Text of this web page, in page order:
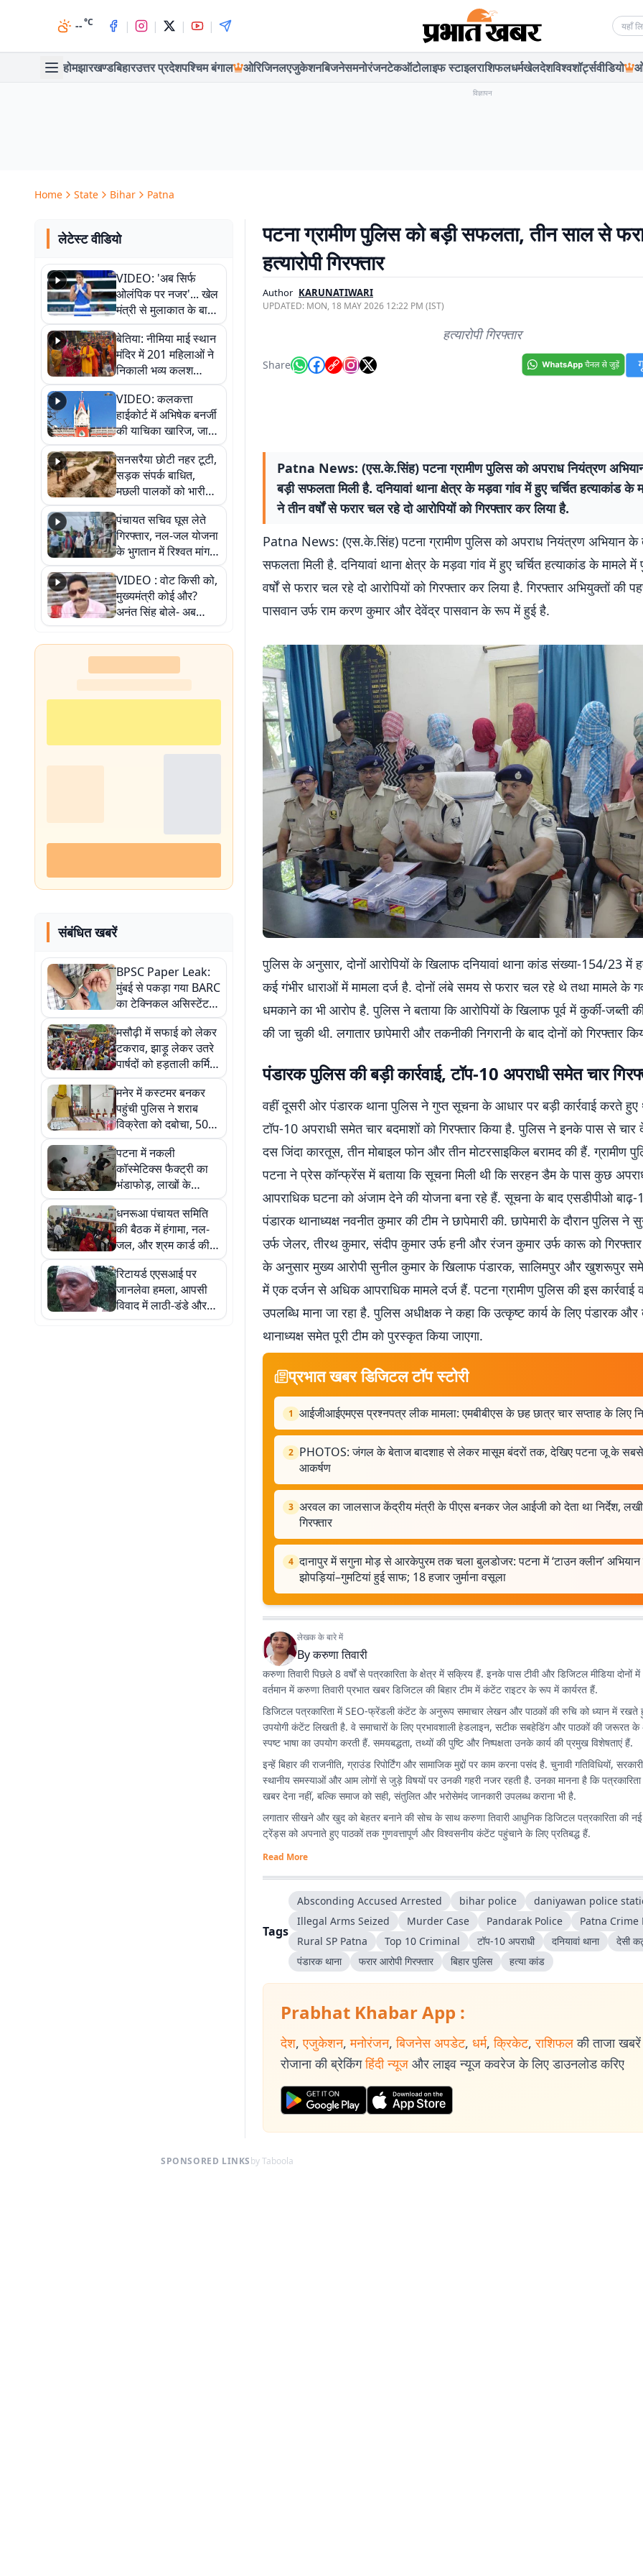
--°C | | | |
होमझारखण्डबिहारउत्तर प्रदेशपश्चिम बंगाल ओरिजिनलएजुकेशनबिजनेसमनोरंजनटेकऑटोलाइफ स्टाइलराशिफलधर्मखेलदेशविश्वशॉर्ट्सवीडियो
विज्ञापन
Home State Bihar Patna
लेटेस्ट वीडियो
VIDEO: 'अब सिर्फ
ओलंपिक पर नजर'... खेल
मंत्री से मुलाकात के बाद
जैसमीन लंबोरिया का बड़ा
बयान
बेतिया: नीमिया माई स्थान
मंदिर में 201 महिलाओं ने
निकाली भव्य कलश
शोभायात्रा, शिवलिंग
प्राण-प्रतिष्ठा महोत्सव
शुरू
VIDEO: कलकत्ता
हाईकोर्ट में अभिषेक बनर्जी
की याचिका खारिज, जानें
क्या है पूरा मामला
सनसरैया छोटी नहर टूटी,
सड़क संपर्क बाधित,
मछली पालकों को भारी
नुकसान
पंचायत सचिव घूस लेते
गिरफ्तार, नल-जल योजना
के भुगतान में रिश्वत मांगना
पड़ा भारी
VIDEO : वोट किसी को,
मुख्यमंत्री कोई और?
अनंत सिंह बोले- अब
जनता हर चुनाव में देगी
जवाब
संबंधित खबरें
BPSC Paper Leak:
मुंबई से पकड़ा गया BARC
का टेक्निकल असिस्टेंट,
AEDO पेपर लीक में
EOU का एक्शन
मसौढ़ी में सफाई को लेकर
टकराव, झाड़ू लेकर उतरे
पार्षदों को हड़ताली कर्मियों
ने रोका, पुलिस ने संभाला
मोर्चा
मनेर में कस्टमर बनकर
पहुंची पुलिस ने शराब
विक्रेता को दबोचा, 50
लीटर अंग्रेजी शराब
बरामद
पटना में नकली
कॉस्मेटिक्स फैक्ट्री का
भंडाफोड़, लाखों के
डुप्लीकेट उत्पाद जब्त
धनरूआ पंचायत समिति
की बैठक में हंगामा, नल-
जल, और श्रम कार्ड की
अनियमितताओं पर उठे
सवाल
रिटायर्ड एएसआई पर
जानलेवा हमला, आपसी
विवाद में लाठी-डंडे और
लोहे की रॉड से पीटा
पटना ग्रामीण पुलिस को बड़ी सफलता, तीन साल से
हत्यारोपी गिरफ्तार
Author KARUNATIWARI
UPDATED: MON, 18 MAY 2026 12:22 PM (IST)
हत्यारोपी गिरफ्तार
Share
Patna News: (एस.के.सिंह) पटना ग्रामीण पुलिस को अपराध नियंत्रण
बड़ी सफलता मिली है. दनियावां थाना क्षेत्र के मड़वा गांव में हुए चर्चित हत्याकांड के
ने तीन वर्षों से फरार चल रहे दो आरोपियों को गिरफ्तार कर लिया है.
Patna News: (एस.के.सिंह) पटना ग्रामीण पुलिस को अपराध नियंत्रण अभियान के
सफलता मिली है. दनियावां थाना क्षेत्र के मड़वा गांव में हुए चर्चित हत्याकांड के मामले
वर्षों से फरार चल रहे दो आरोपियों को गिरफ्तार कर लिया है. गिरफ्तार अभियुक्तों की
पासवान उर्फ राम करण कुमार और देवेंद्र पासवान के रूप में हुई है.
पुलिस के अनुसार, दोनों आरोपियों के खिलाफ दनियावां थाना कांड संख्या-154/23 में
कई गंभीर धाराओं में मामला दर्ज है. दोनों लंबे समय से फरार चल रहे थे तथा मामले के
धमकाने का भी आरोप है. पुलिस ने बताया कि आरोपियों के खिलाफ पूर्व में कुर्की-जब्ती की
की जा चुकी थी. लगातार छापेमारी और तकनीकी निगरानी के बाद दोनों को गिरफ्तार
पंडारक पुलिस की बड़ी कार्रवाई, टॉप-10 अपराधी समेत चार
वहीं दूसरी ओर पंडारक थाना पुलिस ने गुप्त सूचना के आधार पर बड़ी कार्रवाई करते हुए
टॉप-10 अपराधी समेत चार बदमाशों को गिरफ्तार किया है. पुलिस ने इनके पास से चार
दस जिंदा कारतूस, तीन मोबाइल फोन और तीन मोटरसाइकिल बरामद की हैं. ग्रामीण
पटना ने प्रेस कॉन्फ्रेंस में बताया कि सूचना मिली थी कि सरहन डैम के पास कुछ
आपराधिक घटना को अंजाम देने की योजना बना रहे हैं. सूचना के बाद एसडीपीओ
पंडारक थानाध्यक्ष नवनीत कुमार की टीम ने छापेमारी की. छापेमारी के दौरान पुलिस ने
उर्फ जेलर, तीरथ कुमार, संदीप कुमार उर्फ हनी और रंजन कुमार उर्फ कारू को
के अनुसार मुख्य आरोपी सुनील कुमार के खिलाफ पंडारक, सालिमपुर और खुशरूपुर
में एक दर्जन से अधिक आपराधिक मामले दर्ज हैं. पटना ग्रामीण पुलिस की इस कार्रवाई
उपलब्धि माना जा रहा है. पुलिस अधीक्षक ने कहा कि उत्कृष्ट कार्य के लिए पंडारक और
थानाध्यक्ष समेत पूरी टीम को पुरस्कृत किया जाएगा.
प्रभात खबर डिजिटल टॉप स्टोरी
1 आईजीआईएमएस प्रश्नपत्र लीक मामला: एमबीबीएस के छह छात्र चार सप्ताह के लिए
2 PHOTOS: जंगल के बेताज बादशाह से लेकर मासूम बंदरों तक, देखिए पटना जू के
आकर्षण
3 अरवल का जालसाज केंद्रीय मंत्री के पीएस बनकर जेल आईजी को देता था निर्देश,
गिरफ्तार
4 दानापुर में सगुना मोड़ से आरकेपुरम तक चला बुलडोजर: पटना में ‘टाउन क्लीन’
झोपड़ियां–गुमटियां हुई साफ; 18 हजार जुर्माना वसूला
लेखक के बारे में
Byकरुणा तिवारी
करुणा तिवारी पिछले 8 वर्षों से पत्रकारिता के क्षेत्र में सक्रिय हैं. इनके पास टीवी और डिजिटल मीडिया दोनों
वर्तमान में करुणा तिवारी प्रभात खबर डिजिटल की बिहार टीम में कंटेंट राइटर के रूप में कार्यरत हैं.
डिजिटल पत्रकारिता में SEO-फ्रेंडली कंटेंट के अनुरूप समाचार लेखन और पाठकों की रुचि को ध्यान में रखते
उपयोगी कंटेंट लिखती है. वे समाचारों के लिए प्रभावशाली हेडलाइन, सटीक सबहेडिंग और पाठकों की जरूरत
स्पष्ट भाषा का उपयोग करती हैं. समयबद्धता, तथ्यों की पुष्टि और निष्पक्षता उनके कार्य की प्रमुख विशेषताएं हैं.
इन्हें बिहार की राजनीति, ग्राउंड रिपोर्टिंग और सामाजिक मुद्दों पर काम करना पसंद है. चुनावी गतिविधियों,
स्थानीय समस्याओं और आम लोगों से जुड़े विषयों पर उनकी गहरी नजर रहती है. उनका मानना है कि
खबर देना नहीं, बल्कि समाज को सही, संतुलित और भरोसेमंद जानकारी उपलब्ध कराना भी है.
लगातार सीखने और खुद को बेहतर बनाने की सोच के साथ करुणा तिवारी आधुनिक डिजिटल पत्रकारिता की
ट्रेंड्स को अपनाते हुए पाठकों तक गुणवत्तापूर्ण और विश्वसनीय कंटेंट पहुंचाने के लिए प्रतिबद्ध हैं.
Read More
Tags
Absconding Accused Arrested bihar police
daniyawan police
Illegal Arms Seized
Murder Case Pandarak Police
Patna Crime
Rural SP Patna
Top 10 Criminal टॉप-10 अपराधी दनियावां थाना
देसी
पंडारक थाना
फरार आरोपी गिरफ्तार बिहार पुलिस हत्या कांड
Prabhat Khabar App :
देश, एजुकेशन, मनोरंजन, बिजनेस अपडेट, धर्म, क्रिकेट, राशिफल की ताजा
रोजाना की ब्रेकिंग हिंदी न्यूज और लाइव न्यूज कवरेज के लिए डाउनलोड करिए
SPONSORED LINKSby Taboola